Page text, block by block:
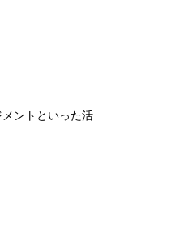
ントといった活